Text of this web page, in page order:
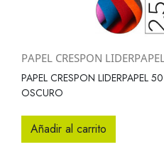
PAPEL CRESPON
PAPEL CRESPON LIDERPAPEL
OSCURO
Añadir al carrito